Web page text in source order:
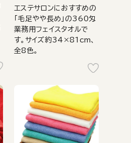
エステサロンにおすすめの
「毛足やや長め」の360匁
業務用フェイスタオルで
す。サイズ約34×81cm、
全8色。